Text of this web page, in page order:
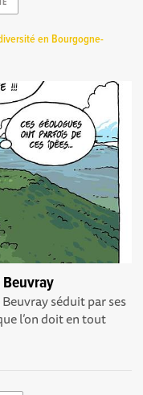
en Bourgogne-
séduit par ses
l’on doit en tout